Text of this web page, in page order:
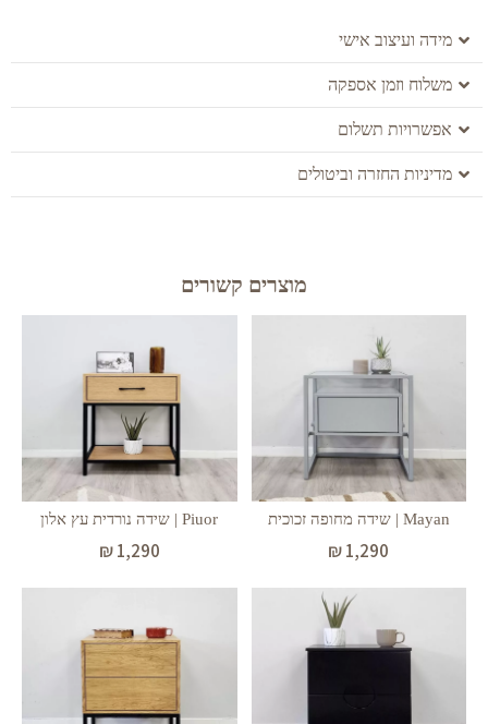
מידה ועיצוב אישי
משלוח וזמן אספקה
אפשרויות תשלום
מדיניות החזרה וביטולים
מוצרים קשורים
Mayan | שידה מחופה זכוכית
₪1,290
Piuor | שידה נורדית עץ אלון
₪1,290